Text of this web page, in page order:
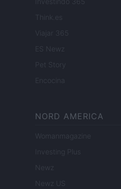
Think.es
Viajar 365
ES Newz
Pet Story
Encocina
NORD AMERICA
Womanmagazine
Investing Plus
Newz
Newz US